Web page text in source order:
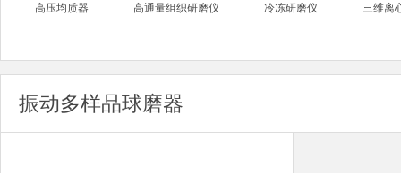
高压均质器 高通量组织研磨仪 冷冻研磨仪 三维离
振动多样品球磨器